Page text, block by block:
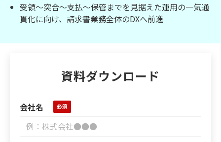
受領〜突合〜支払〜保管までを見据えた運用の一気通
貫化に向け、請求書業務全体のDXへ前進
資料ダウンロード
会社名